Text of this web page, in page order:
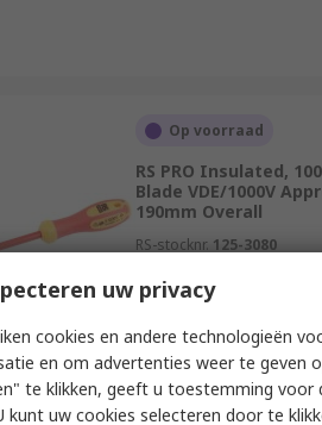
Op voorraad
RS PRO Insulated,
Blade VDE/1000V
190mm Overall
RS-stocknr. 125-3080
uw privacy
cookies en andere technologieën
en om advertenties weer te geven
te klikken, geeft u toestemming voor
kunt uw cookies selecteren door te